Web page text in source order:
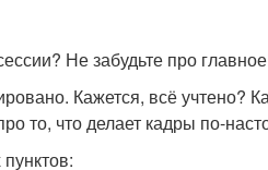
Не забудьте про
Кажется, всё учтено?
то, что делает кадры по-